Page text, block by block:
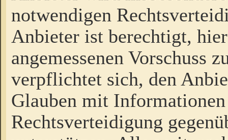
notwendigen
Anbieter ist berechtigt,
angemessenen Vorschuss
verpflichtet sich, den
Glauben mit
Rechtsverteidigung